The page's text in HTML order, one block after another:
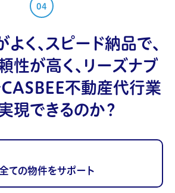
04
よく、スピード納品で、
性が高く、 リーズナブ
不動産代行業
現できるのか？
ての物件をサポート